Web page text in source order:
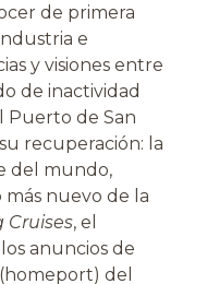
de primera
e
y visiones entre
de inactividad
Puerto de San
recuperación: la
del mundo,
más nuevo de la
Cruises, el
los anuncios de
del